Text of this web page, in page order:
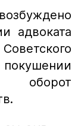
адвоката